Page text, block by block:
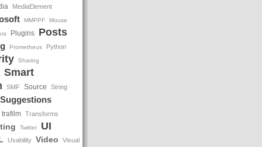
MediaElement
MMPPF Mouse
Plugins Posts
Prometheus
Python
Sharing
Smart
SMF Source String
Suggestions
trafilm Transforms
Twitter UI
Usability Video
Visual